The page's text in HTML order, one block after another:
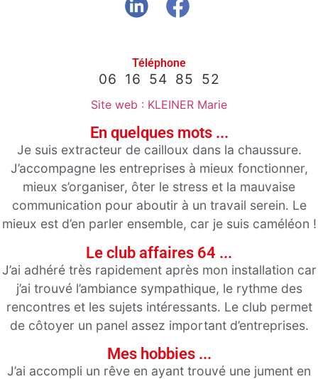
Téléphone
06 16 54 85 52
Site web : KLEINER Marie
En quelques mots ...
Je suis extracteur de cailloux dans la chaussure.
J’accompagne les entreprises à mieux fonctionner,
mieux s’organiser, ôter le stress et la mauvaise
communication pour aboutir à un travail serein. Le
mieux est d’en parler ensemble, car je suis caméléon !
Le club affaires 64 ...
J’ai adhéré très rapidement après mon installation car
j’ai trouvé l’ambiance sympathique, le rythme des
rencontres et les sujets intéressants. Le club permet
de côtoyer un panel assez important d’entreprises.
Mes hobbies ...
J’ai accompli un rêve en ayant trouvé une jument en